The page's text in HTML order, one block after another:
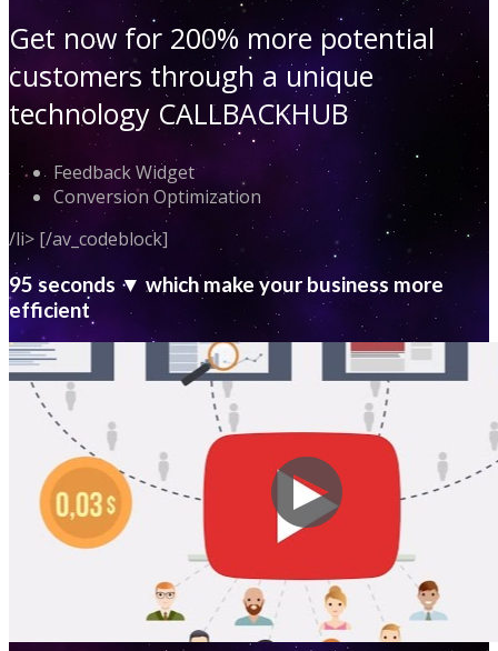
Get now for 200% more potential
customers through a unique
technology CALLBACKHUB
Feedback Widget
Conversion Optimization
/li> [/av_codeblock]
95 seconds ▼ which make your business more
efficient